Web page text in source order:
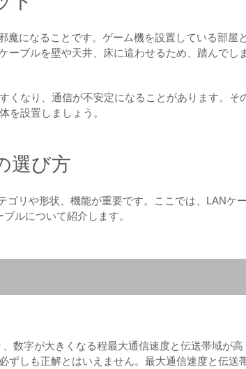
魔になることです。ゲーム機を設置している部屋
ーブルを壁や天井、床に這わせるため、踏んでし
くなり、通信が不安定になることがあります。そ
を設置しましょう。
選び方
ゴリや形状、機能が重要です。ここでは、LANケ
ルについて紹介します。
数字が大きくなる程最大通信速度と伝送帯域が高
ずしも正解とはいえません。最大通信速度と伝送